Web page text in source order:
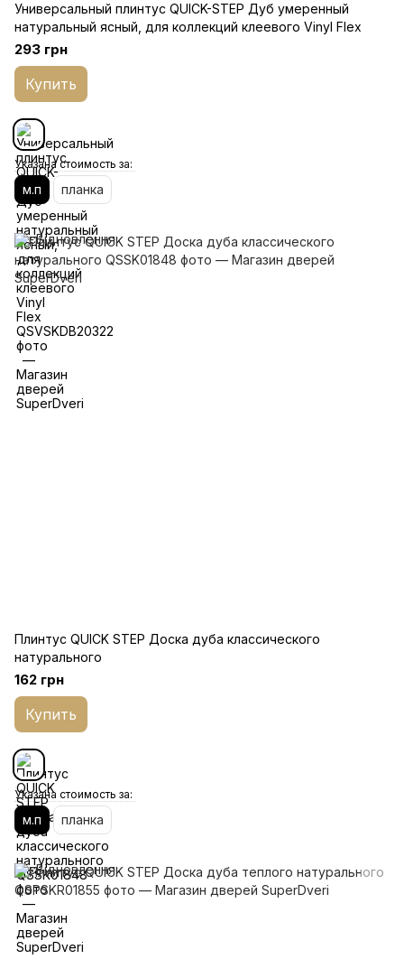
Универсальный плинтус QUICK-STEP Дуб умеренный
натуральный ясный, для коллекций клеевого Vinyl Flex
293 грн
Купить
Указана стоимость за:
м.п планка
Плинтус QUICK STEP Доска дуба классического
натурального
162 грн
Купить
Указана стоимость за:
м.п планка